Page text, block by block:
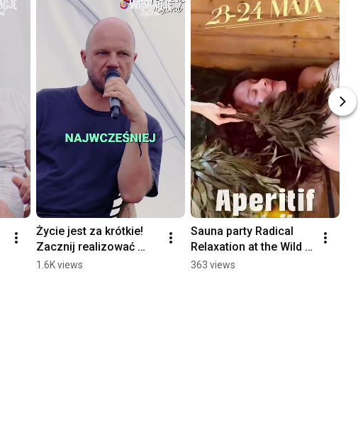
Życie jest za krótkie!
Zacznij realizować
marzenia TERAZ!
1.6K views
Sauna party Radical
Relaxation at the Wild
Aperitif of the Vibration
363 views